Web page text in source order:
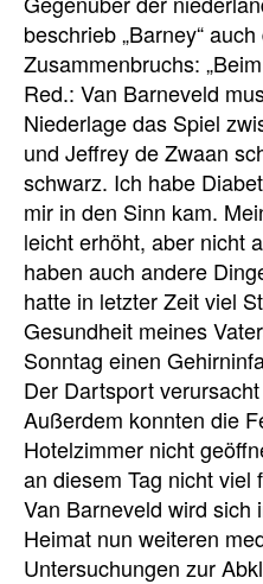
beschrieb „Barney“
Zusammenbruchs: „
Red.: Van Barneveld
Niederlage das Spiel
und Jeffrey de Zwaan
schwarz. Ich habe
mir in den Sinn kam.
leicht erhöht, aber nicht
haben auch andere
hatte in letzter Zeit viel
Gesundheit meines
Sonntag einen
Der Dartsport
Außerdem konnten die
Hotelzimmer nicht
an diesem Tag nicht viel
Van Barneveld wird sich
Heimat nun weiteren
Untersuchungen zur